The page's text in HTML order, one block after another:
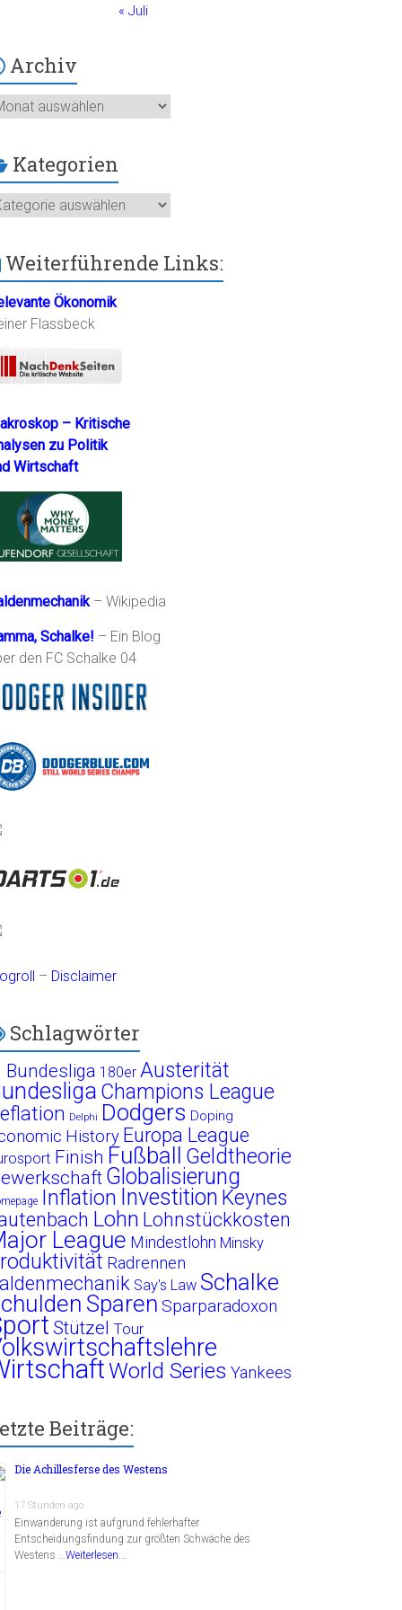
« Juli
Archiv
Kategorien
Weiterführende Links:
Ökonomik
Flassbeck
– Kritische
zu Politik
Wirtschaft
– Wikipedia
Schalke! – Ein Blog
den FC Schalke 04
– Disclaimer
Schlagwörter
Bundesliga 180er Austerität
Champions League
Delphi Dodgers Doping
History Europa League
Finish Fußball Geldtheorie
Globalisierung
Inflation Investition Keynes
Lohn Lohnstückkosten
League Mindestlohn Minsky
Radrennen
Say's Law Schalke
Sparen Sparparadoxon
Stützel Tour
World Series Yankees
Beiträge:
Die Achillesferse des Westens
17 Stunden ago
Einwanderung ist aufgrund fehlerhafter
Entscheidungsfindung zur größten Schwäche des
Westens …Weiterlesen...